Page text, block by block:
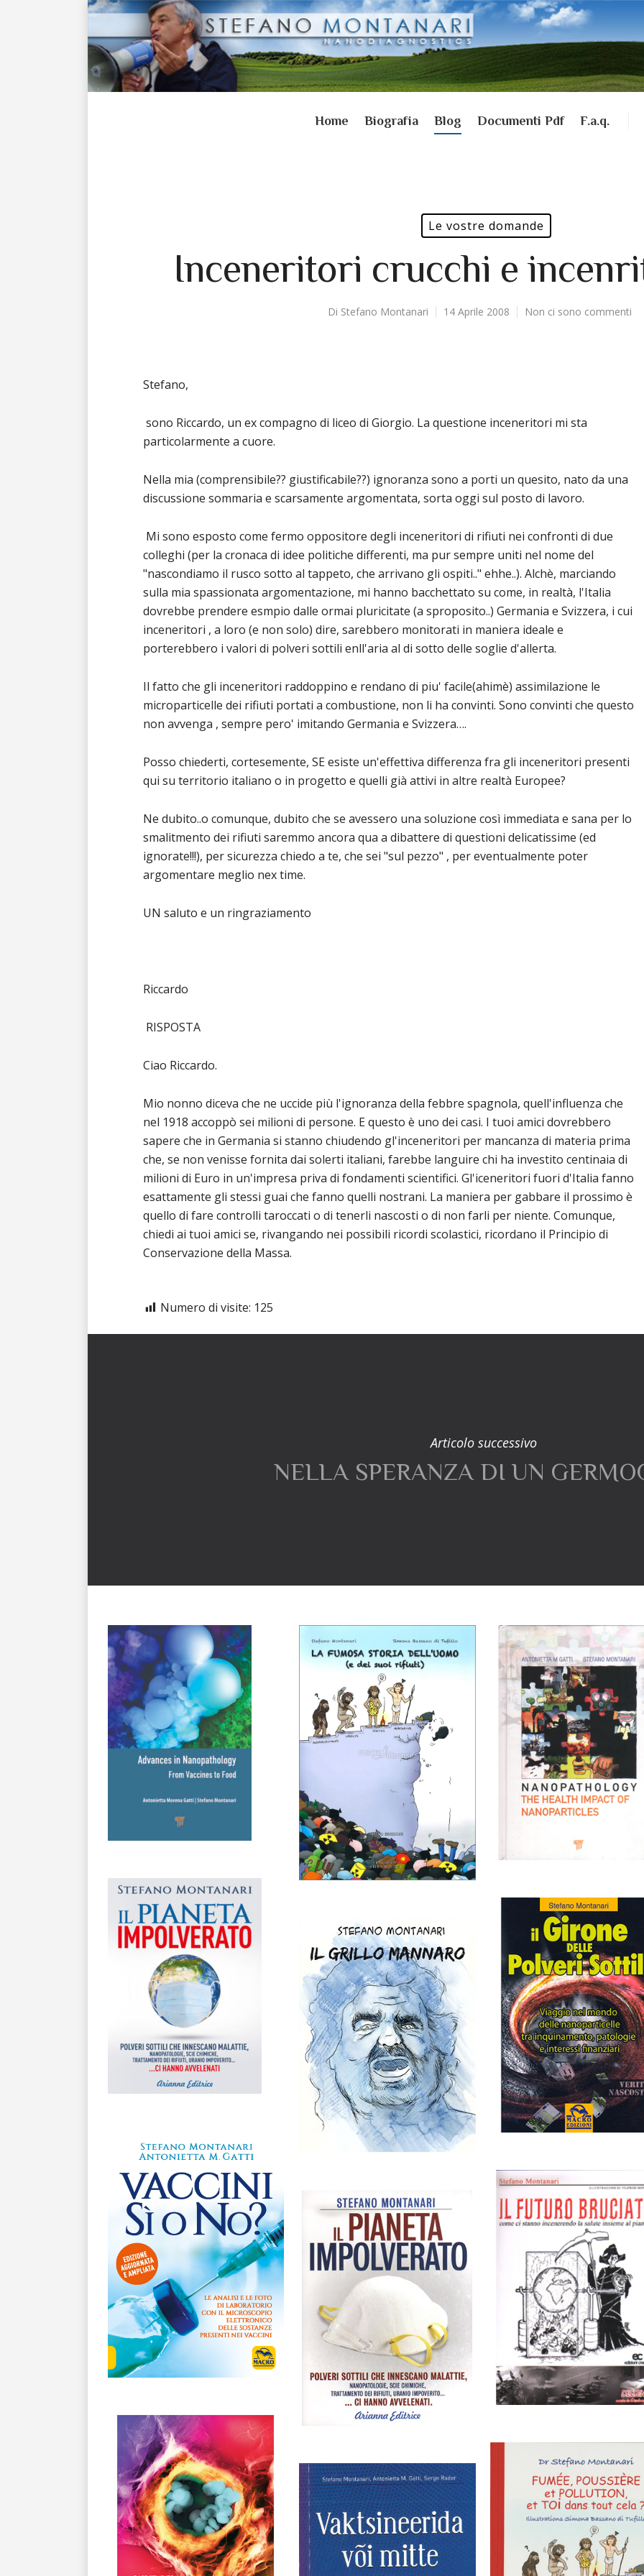
Home Biografia Blog Documenti Pdf F.a.q.
Le vostre domande
Inceneritori crucchi e
Di Stefano Montanari 14 Aprile 2008 Non ci sono commenti
Stefano,
sono Riccardo, un ex compagno di liceo di Giorgio. La questione inceneritori mi sta
particolarmente a cuore.
Nella mia (comprensibile?? giustificabile??) ignoranza sono a porti un quesito, nato da una
discussione sommaria e scarsamente argomentata, sorta oggi sul posto di lavoro.
Mi sono esposto come fermo oppositore degli inceneritori di rifiuti nei confronti di due
colleghi (per la cronaca di idee politiche differenti, ma pur sempre uniti nel nome del
"nascondiamo il rusco sotto al tappeto, che arrivano gli ospiti.." ehhe..). Alchè, marciando
sulla mia spassionata argomentazione, mi hanno bacchettato su come, in realtà, l'Italia
dovrebbe prendere esmpio dalle ormai pluricitate (a sproposito..) Germania e Svizzera, i cui
inceneritori , a loro (e non solo) dire, sarebbero monitorati in maniera ideale e
porterebbero i valori di polveri sottili enll'aria al di sotto delle soglie d'allerta.
Il fatto che gli inceneritori raddoppino e rendano di piu' facile(ahimè) assimilazione le
microparticelle dei rifiuti portati a combustione, non li ha convinti. Sono convinti che questo
non avvenga , sempre pero' imitando Germania e Svizzera….
Posso chiederti, cortesemente, SE esiste un'effettiva differenza fra gli inceneritori presenti
qui su territorio italiano o in progetto e quelli già attivi in altre realtà Europee?
Ne dubito..o comunque, dubito che se avessero una soluzione così immediata e sana per lo
smalitmento dei rifiuti saremmo ancora qua a dibattere di questioni delicatissime (ed
ignorate!!!), per sicurezza chiedo a te, che sei "sul pezzo" , per eventualmente poter
argomentare meglio nex time.
UN saluto e un ringraziamento
Riccardo
RISPOSTA
Ciao Riccardo.
Mio nonno diceva che ne uccide più l'ignoranza della febbre spagnola, quell'influenza che
nel 1918 accoppò sei milioni di persone. E questo è uno dei casi. I tuoi amici dovrebbero
sapere che in Germania si stanno chiudendo gl'inceneritori per mancanza di materia prima
che, se non venisse fornita dai solerti italiani, farebbe languire chi ha investito centinaia di
milioni di Euro in un'impresa priva di fondamenti scientifici. Gl'iceneritori fuori d'Italia fanno
esattamente gli stessi guai che fanno quelli nostrani. La maniera per gabbare il prossimo è
quello di fare controlli taroccati o di tenerli nascosti o di non farli per niente. Comunque,
chiedi ai tuoi amici se, rivangando nei possibili ricordi scolastici, ricordano il Principio di
Conservazione della Massa.
Numero di visite: 125
Articolo successivo
NELLA SPERANZA DI UN